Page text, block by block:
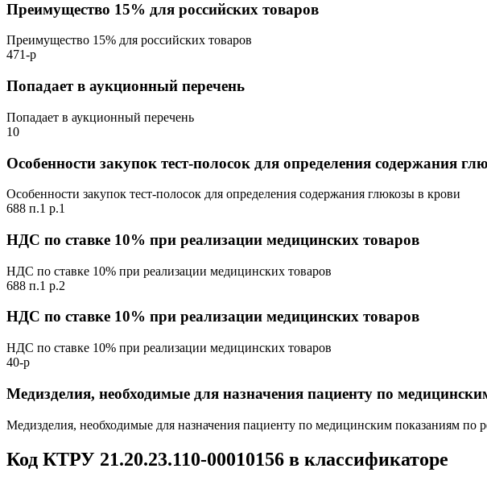
Преимущество 15% для российских товаров
Преимущество 15% для российских товаров
471-р
Попадает в аукционный перечень
Попадает в аукционный перечень
10
Особенности закупок тест-полосок для определения содержания
Особенности закупок тест-полосок для определения содержания глюкозы в крови
688 п.1 р.1
НДС по ставке 10% при реализации медицинских товаров
НДС по ставке 10% при реализации медицинских товаров
688 п.1 р.2
НДС по ставке 10% при реализации медицинских товаров
НДС по ставке 10% при реализации медицинских товаров
40-р
Медизделия, необходимые для назначения пациенту по
Медизделия, необходимые для назначения пациенту по медицинским показаниям по
Код КТРУ 21.20.23.110-00010156 в классификаторе